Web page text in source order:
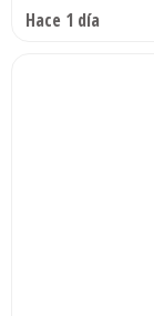
Hace 1 día